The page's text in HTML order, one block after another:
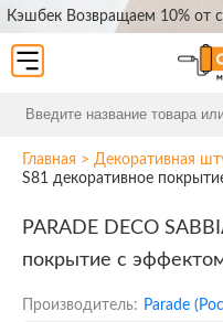
Кэшбек Возвращаем 10% от
Главная > Декоративная
S81 декоративное
PARADE DECO
покрытие с
Производитель: Parade